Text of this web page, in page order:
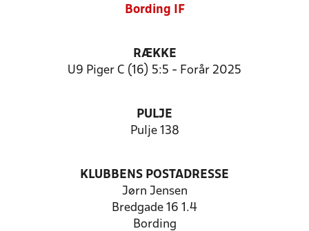
Bording IF
RÆKKE
U9 Piger C (16) 5:5 - Forår 2025
PULJE
Pulje 138
KLUBBENS POSTADRESSE
Jørn Jensen
Bredgade 16 1.4
Bording